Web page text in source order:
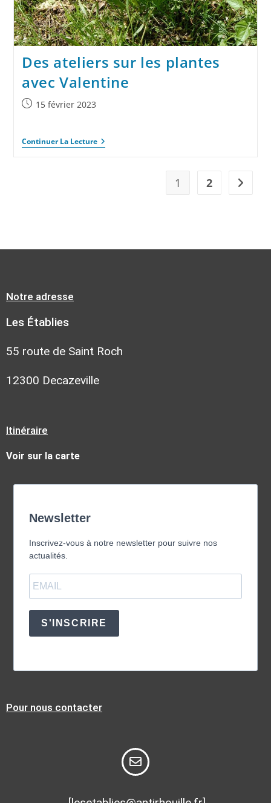
Des ateliers sur les plantes
avec Valentine
15 février 2023
Continuer La Lecture
1 2
Notre adresse
Les Établies
55 route de Saint Roch
12300 Decazeville
Itinéraire
Voir sur la carte
Newsletter
Inscrivez-vous à notre newsletter pour suivre nos
actualités.
S'INSCRIRE
Pour nous contacter